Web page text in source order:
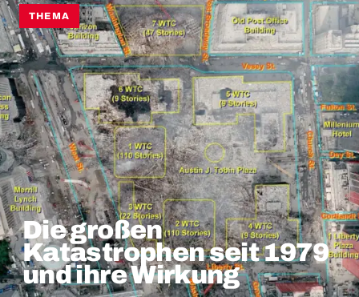
THEMA
Die großen
Katastrophen seit 1979
und ihre Wirkung